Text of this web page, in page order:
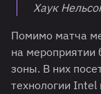
Хаук
Помимо матча
на мероприятии
зоны. В них
технологии Intel